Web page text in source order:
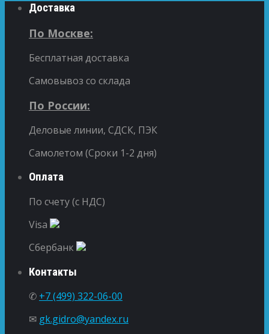
Доставка
По Москве:
Бесплатная доставка
Самовывоз со склада
По России:
Деловые линии, СДСК, ПЭК
Самолетом (Сроки 1-2 дня)
Оплата
По счету (с НДС)
Visa
Сбербанк
Контакты
✆ +7 (499) 322-06-00
✉ gk.gidro@yandex.ru